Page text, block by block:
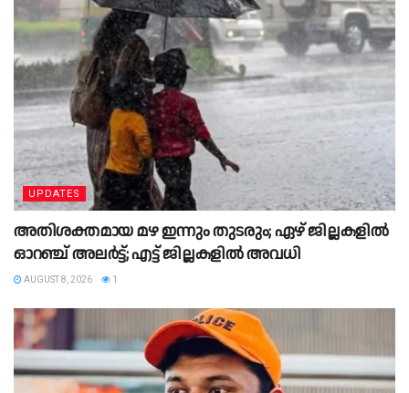
UPDATES
അതിശക്തമായ മഴ ഇന്നും തുടരും; ഏഴ് ജില്ലകളിൽ
ഓറഞ്ച് അലർട്ട്; എട്ട് ജില്ലകളിൽ അവധി
AUGUST 8, 2026 1